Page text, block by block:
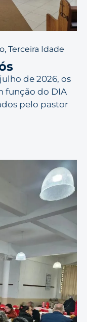
,Terceira Idade
de 2026, os
função do DIA
pelo pastor